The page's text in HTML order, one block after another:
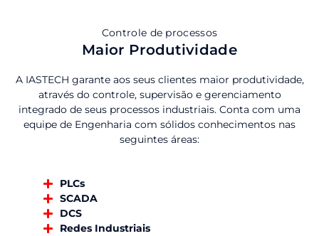
Controle de processos
Maior Produtividade
A IASTECH garante aos seus clientes maior produtividade,
através do controle, supervisão e gerenciamento
integrado de seus processos industriais. Conta com uma
equipe de Engenharia com sólidos conhecimentos nas
seguintes áreas:
PLCs
SCADA
DCS
Redes Industriais